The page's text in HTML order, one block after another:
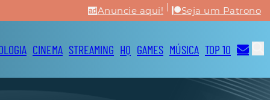
Anuncie aqui! | Seja um Patrono
CINEMA STREAMING HQ GAMES MÚSICA TOP 10